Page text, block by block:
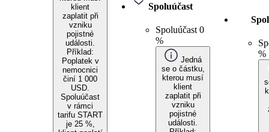
klient
zaplatit při
vzniku
pojistné
události.
Příklad:
Poplatek v
nemocnici
činí 1 000
USD.
Spoluúčast
v rámci
tarifu START
je 25 %,
Spoluúčast
Spoluúčast 0
%
Jedná
se o částku,
kterou musí
klient
zaplatit při
vzniku
pojistné
události.
%